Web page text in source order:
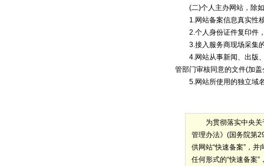
(二)个人主办网站，除如
1.网站备案信息真实性
2.个人身份证件复印件，
3.接入服务商现场采集
4.网站从事新闻、出版、
管部门审核同意的文件(加
5.网站所使用的独立域
为贯彻落实中央关于
管理办法》(国务院第
供网站“快速备案”，
任何形式的“快速备案